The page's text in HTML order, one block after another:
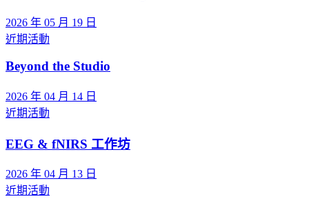
2026 年 05 月 19 日
近期活動
Beyond the Studio
2026 年 04 月 14 日
近期活動
EEG & fNIRS 工作坊
2026 年 04 月 13 日
近期活動